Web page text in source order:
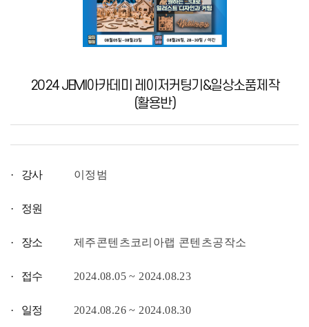
2024 JEMI아카데미 레이저커팅기&일상소품제작
(활용반)
· 강사 이정범
· 정원
· 장소 제주콘텐츠코리아랩 콘텐츠공작소
· 접수 2024.08.05 ~ 2024.08.23
· 일정 2024.08.26 ~ 2024.08.30